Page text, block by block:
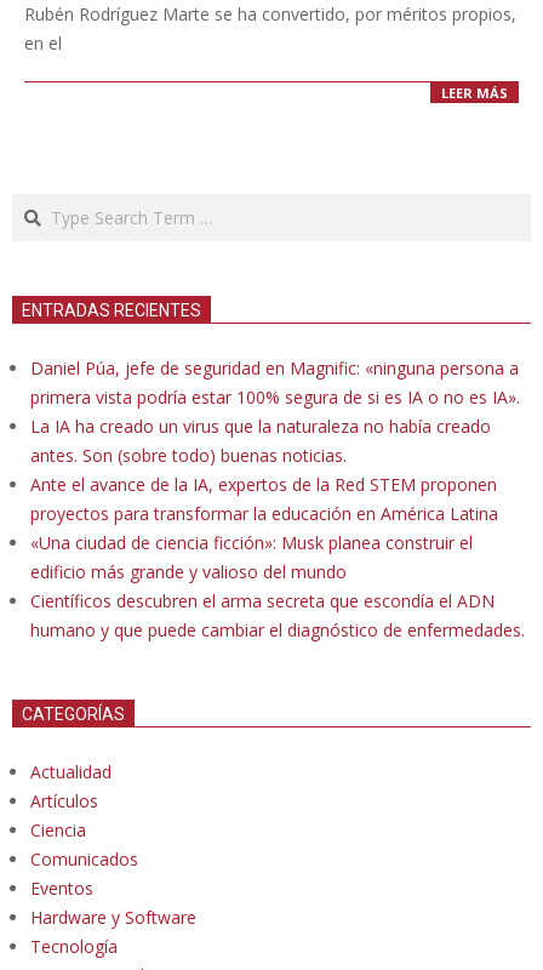
Rubén Rodríguez Marte se ha convertido, por méritos propios,
en el
LEER MÁS
Search
ENTRADAS RECIENTES
Daniel Púa, jefe de seguridad en Magnific: «ninguna persona a
primera vista podría estar 100% segura de si es IA o no es IA».
La IA ha creado un virus que la naturaleza no había creado
antes. Son (sobre todo) buenas noticias.
Ante el avance de la IA, expertos de la Red STEM proponen
proyectos para transformar la educación en América Latina
«Una ciudad de ciencia ficción»: Musk planea construir el
edificio más grande y valioso del mundo
Científicos descubren el arma secreta que escondía el ADN
humano y que puede cambiar el diagnóstico de enfermedades.
CATEGORÍAS
Actualidad
Artículos
Ciencia
Comunicados
Eventos
Hardware y Software
Tecnología